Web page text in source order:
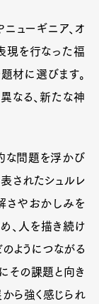
ューギニア、オ
現を行なった福
材に選びます。
なる、新たな神
な問題を浮かび
されたシュルレ
さやおかしみを
、人を描き続け
のようにつながる
その課題と向き
ら強く感じられ